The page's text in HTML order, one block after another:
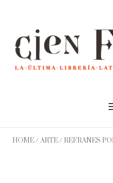
HOME/ ARTE/ REFRANES